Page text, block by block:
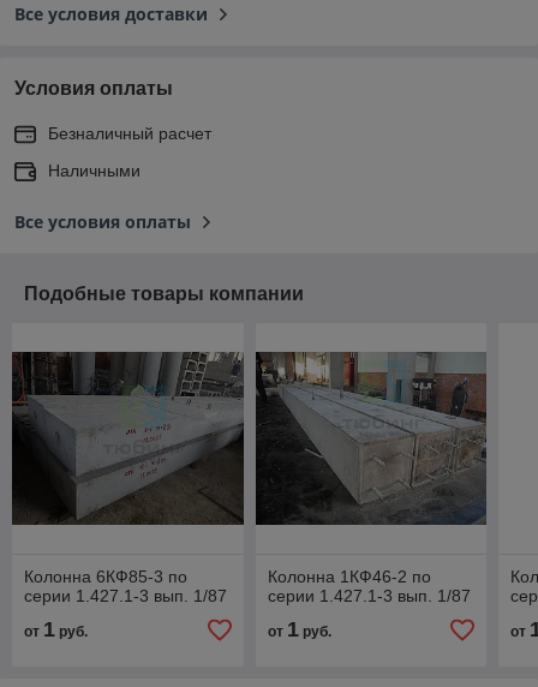
Все условия доставки
Условия оплаты
Безналичный расчет
Наличными
Все условия оплаты
Подобные товары компании
Колонна 6КФ85-3 по
серии 1.427.1-3 вып. 1/87
от 1 руб.
Колонна 1КФ46-2 по
серии 1.427.1-3 вып. 1/87
от 1руб. от